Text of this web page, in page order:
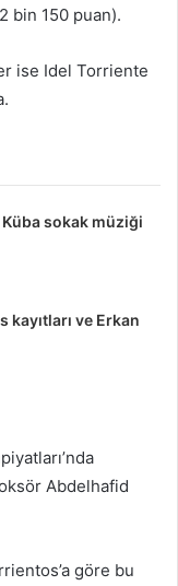
bin 150 puan).
ise Idel Torriente
Küba sokak müziği
kayıtları ve Erkan
Abdelhafid
göre bu